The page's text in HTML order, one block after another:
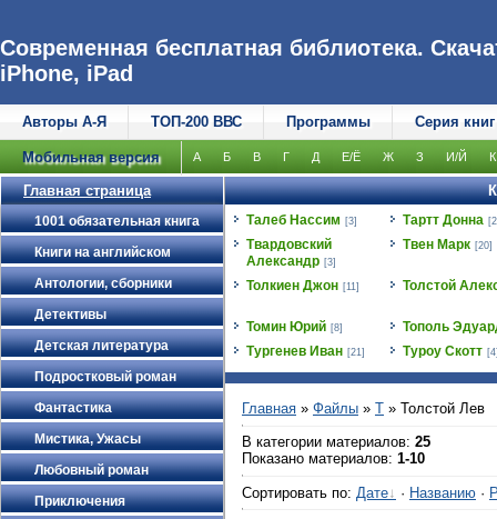
Современная бесплатная библиотека.
iPhone, iPad
Авторы А-Я ТОП-200 ВВС Программы Серия книг
Мобильная версия А Б В Г Д Е/Ё Ж З И/Й К
Главная страница
1001 обязательная книга
Книги на английском
Антологии, сборники
Детективы
Детская литература
Подростковый роман
Фантастика
Мистика, Ужасы
Любовный роман
Приключения
Талеб Нассим [3] Тартт Донна
Твардовский
Александр [3]
Твен Марк [20]
Толкиен Джон [11] Толстой
Томин Юрий [8]
Тополь
Тургенев Иван [21] Туроу Скотт
Главная » Файлы » Т » Толстой Лев
В категории материалов: 25
Показано материалов: 1-10
Сортировать по: Дате · Названию ·